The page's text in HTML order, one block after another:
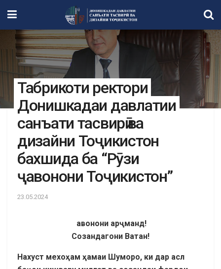
Табрикоти ректори
Донишкадаи давлатии
санъати тасвирӣ ва
дизайни Тоҷикистон
бахшида ба “Рӯзи
ҷавонони Тоҷикистон”
23.05.2024
авонони арҷманд!
Созандагони Ватан!
Нахуст мехоҳам ҳамаи Шуморо, ки дар асл